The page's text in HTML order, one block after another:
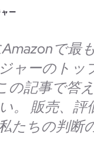
ー
で最
ャーのトッ
の記事で答
。 販売、評
たちの判断